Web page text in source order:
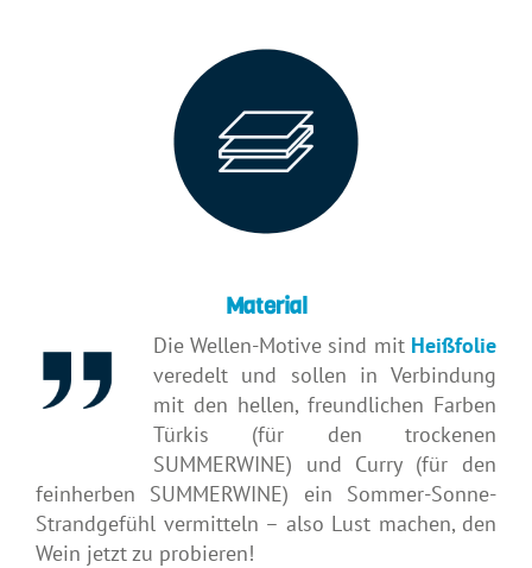
Material
Die Wellen-Motive sind mit Heißfolie
veredelt und sollen in Verbindung
mit den hellen, freundlichen Farben
Türkis (für den trockenen
SUMMERWINE) und Curry (für den
feinherben SUMMERWINE) ein Sommer-Sonne-
Strandgefühl vermitteln – also Lust machen, den
Wein jetzt zu probieren!